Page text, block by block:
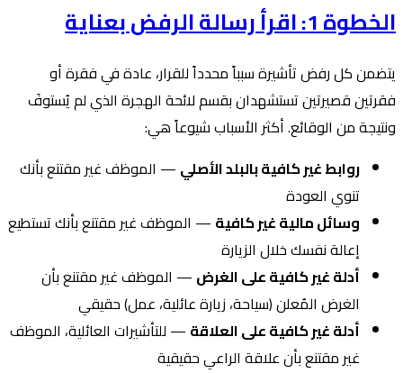
الخطوة 1: اقرأ رسالة الرفض بعناية
يتضمن كل رفض تأشيرة سبباً محدداً للقرار، عادة في فقرة أو
فقرتين قصيرتين تستشهدان بقسم لائحة الهجرة الذي لم يُستوفَ
ونتيجة من الوقائع. أكثر الأسباب شيوعاً هي:
روابط غير كافية بالبلد الأصلي — الموظف غير مقتنع بأنك
تنوي العودة
وسائل مالية غير كافية — الموظف غير مقتنع بأنك تستطيع
إعالة نفسك خلال الزيارة
أدلة غير كافية على الغرض — الموظف غير مقتنع بأن
الغرض المُعلن (سياحة، زيارة عائلية، عمل) حقيقي
أدلة غير كافية على العلاقة — للتأشيرات العائلية، الموظف
غير مقتنع بأن علاقة الراعي حقيقية